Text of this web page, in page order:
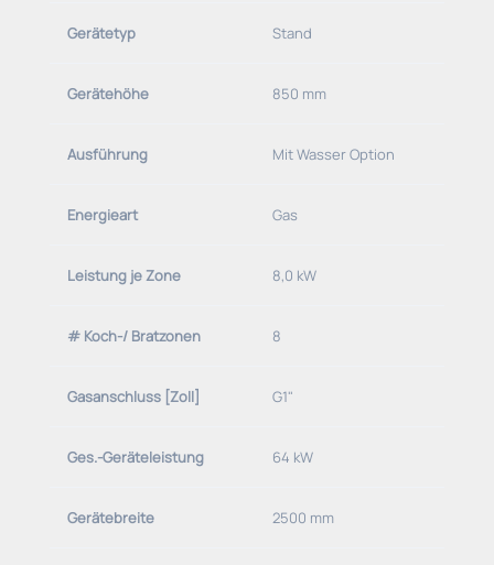
Oberplatte für Wasserkühlung mit
Einlaufventil in der Bedienblende (mit Stopfen,
jeder Kochstelle
- Aufkantung hinten 50 mm hoch
höhenverstellbare Füße
nicht anders angegeben).
Gerätetyp Stand
Gerätehöhe 850 mm
Ausführung Mit Wasser Option
Energieart Gas
Leistung je Zone 8,0 kW
# Koch-/ Bratzonen 8
Gasanschluss [Zoll] G1"
Ges.-Geräteleistung 64 kW
Gerätebreite 2500 mm